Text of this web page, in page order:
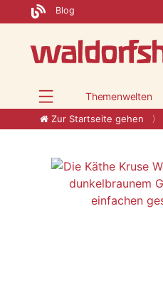
Blog
Themenwelten
Zur Startseite gehen